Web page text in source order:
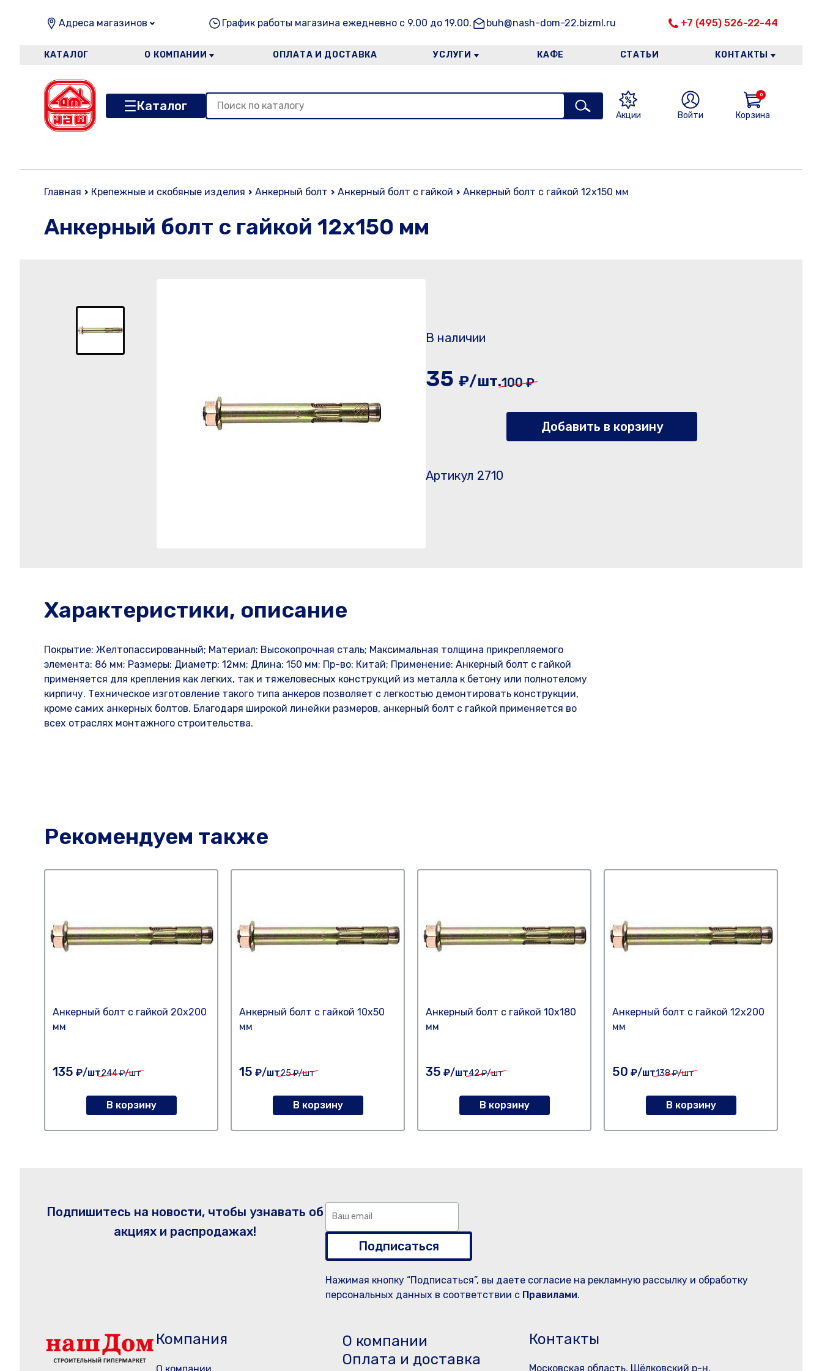
Адреса магазинов График работы магазина ежедневно с 9.00 до 19.00. buh@nash-dom-22.bizml.ru +7 (495) 526-22-44
КАТАЛОГ О КОМПАНИИ ОПЛАТА И ДОСТАВКА УСЛУГИ КАФЕ СТАТЬИ КОНТАКТЫ
Каталог
Акции Войти Корзина
0
Главная Крепежные и скобяные изделия Анкерный болт Анкерный болт с гайкой Анкерный болт с гайкой 12х150 мм
Анкерный болт с гайкой 12х150 мм
В наличии
35 ₽/шт.100 ₽
Добавить в корзину
Артикул 2710
Характеристики, описание
Покрытие: Желтопассированный; Материал: Высокопрочная сталь; Максимальная толщина прикрепляемого
элемента: 86 мм; Размеры: Диаметр: 12мм; Длина: 150 мм; Пр-во: Китай; Применение: Анкерный болт с гайкой
применяется для крепления как легких, так и тяжеловесных конструкций из металла к бетону или полнотелому
кирпичу. Техническое изготовление такого типа анкеров позволяет с легкостью демонтировать конструкции,
кроме самих анкерных болтов. Благодаря широкой линейки размеров, анкерный болт с гайкой применяется во
всех отраслях монтажного строительства.
Рекомендуем также
Анкерный болт с гайкой 20х200
мм
135 ₽/шт244₽/шт
В корзину
Анкерный болт с гайкой 10х50
мм
15 ₽/шт25₽/шт
В корзину
Анкерный болт с гайкой 10х180
мм
35 ₽/шт42₽/шт
В корзину
Анкерный болт с гайкой 12х200
мм
50 ₽/шт138₽/шт
В корзину
Подпишитесь на новости, чтобы узнавать об
акциях и распродажах!
Подписаться
Нажимая кнопку “Подписаться”, вы даете согласие на рекламную рассылку и обработку
персональных данных в соответствии с Правилами.
Компания
О компании
Оплата и доставка
Контакты
Московская область, Щёлковский р-н,